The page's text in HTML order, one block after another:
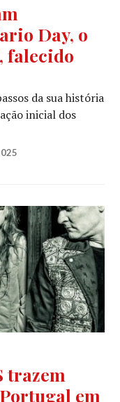
Day, o
falecido
da sua história
inicial dos
MAIDEN
trazem
em